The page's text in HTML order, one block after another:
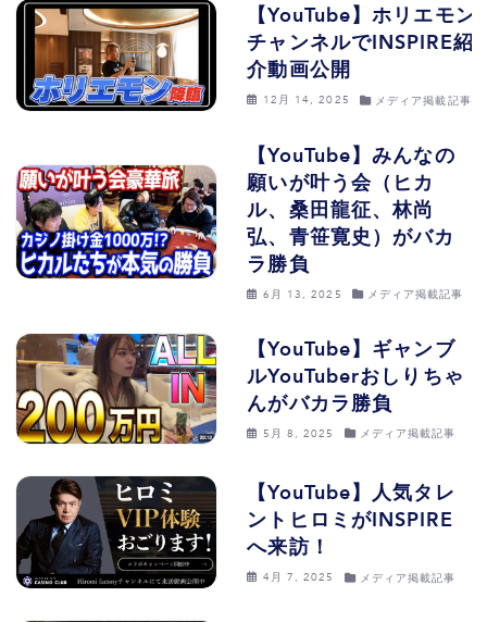
【YouTube】ホリエモン
チャンネルでINSPIRE紹
介動画公開
12月 14, 2025 メディア掲載記事
【YouTube】みんなの
願いが叶う会（ヒカ
ル、桑田龍征、林尚
弘、青笹寛史）がバカ
ラ勝負
6月 13, 2025 メディア掲載記事
【YouTube】ギャンブ
ルYouTuberおしりちゃ
んがバカラ勝負
5月 8, 2025 メディア掲載記事
【YouTube】人気タレ
ントヒロミがINSPIRE
へ来訪！
4月 7, 2025 メディア掲載記事